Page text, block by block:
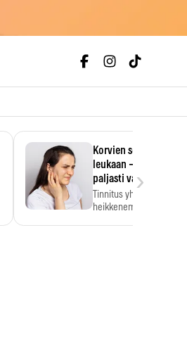
Korvien soiminen
leukaan – 47 349
paljasti vahvan
Tinnitus yhdistetään
heikkenemiseen.
›